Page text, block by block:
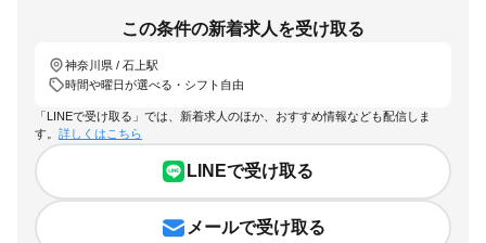
この条件の新着求人を受け取る
神奈川県 / 石上駅
時間や曜日が選べる・シフト自由
「LINEで受け取る」では、新着求人のほか、おすすめ情報なども配信しま
す。 詳しくはこちら
LINEで受け取る
メールで受け取る